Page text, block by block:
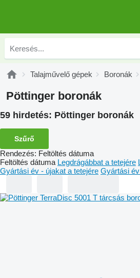
Talajművelő gépek Boronák
Pöttinger boronák
59 hirdetés: Pöttinger boronák
Szűrő
Rendezés: Feltöltés dátuma
Feltöltés dátuma Legdrágábbat a tetejére
Gyártási év - újakat a tetejére Gyártási